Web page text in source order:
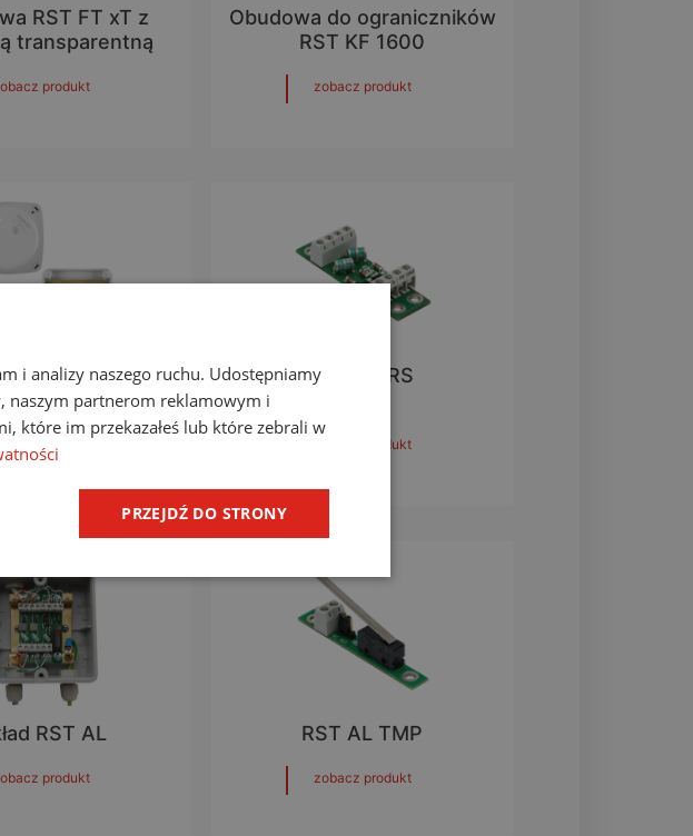
RST FT xT z
transparentną
produkt
Obudowa do ograniczników
RST KF 1600
zobacz produkt
do ograniczników
RST AL
RST AL RS
zobacz produkt
RST AL
produkt
RST AL TMP
zobacz produkt
i analizy naszego ruchu. Udostępniamy
naszym partnerom reklamowym i
które im przekazałeś lub które zebrali w
PRZEJDŹ DO STRONY